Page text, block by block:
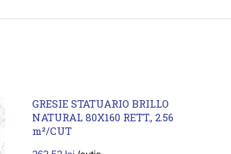
GRESIE STATUARIO BRILLO
NATURAL 80X160 RETT., 2.56
m²/CUT